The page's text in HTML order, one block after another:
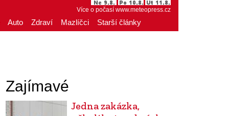
Více o počasí www.meteopress.cz
Auto Zdraví Mazlíčci Starší články
Zajímavé
Jedna zakázka,